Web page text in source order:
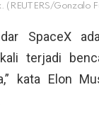
(REUTERS/Gonzalo
SpaceX
terjadi
kata Elon